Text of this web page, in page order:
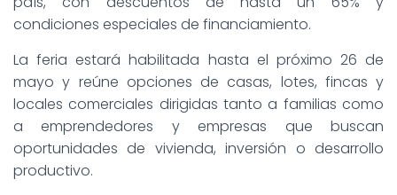
condiciones especiales de financiamiento.
La feria estará habilitada hasta el próximo 26 de
mayo y reúne opciones de casas, lotes, fincas y
locales comerciales dirigidas tanto a familias como
a emprendedores y empresas que buscan
oportunidades de vivienda, inversión o desarrollo
productivo.